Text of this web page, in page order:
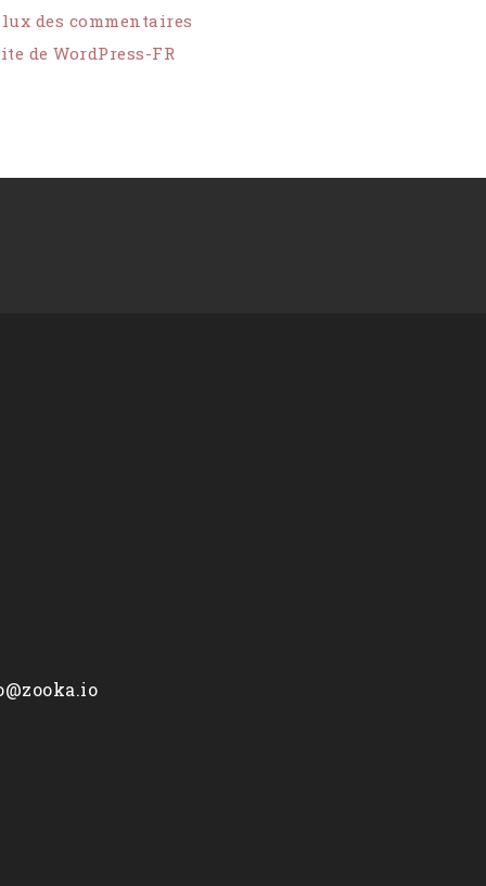
des commentaires
de WordPress-FR